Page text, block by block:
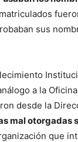
sus
a la
desde la
mal otorgadas
que